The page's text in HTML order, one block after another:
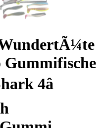
Gummifische
4â